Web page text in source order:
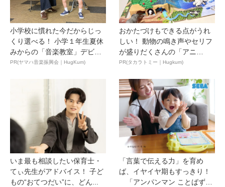
小学校に慣れた今だからじっ
くり選べる！ 小学１年生夏休
みからの「音楽教室」デビ
ュ...
PR(ヤマハ音楽振興会｜HugKum)
おかたづけもできる点がうれ
しい！ 動物の鳴き声やセリフ
が盛りだくさんの「アニ
ア ...
PR(タカラトミー｜Hugkum)
いま最も相談したい保育士・
てぃ先生がアドバイス！ 子ど
もの“おてつだい”に、どん...
「言葉で伝える力」を育め
ば、イヤイヤ期もすっきり！
「アンパンマン ことばずか